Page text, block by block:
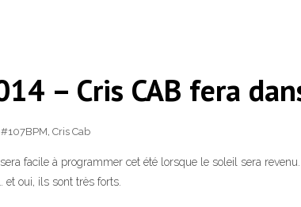
– Cris CAB fera
#107BPM, Cris Cab
facile à programmer cet été lorsque le soleil sera revenu.
et oui, ils sont très forts.